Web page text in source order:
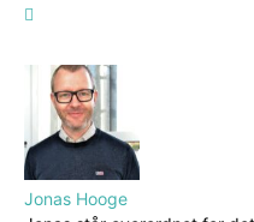
Jonas Hooge